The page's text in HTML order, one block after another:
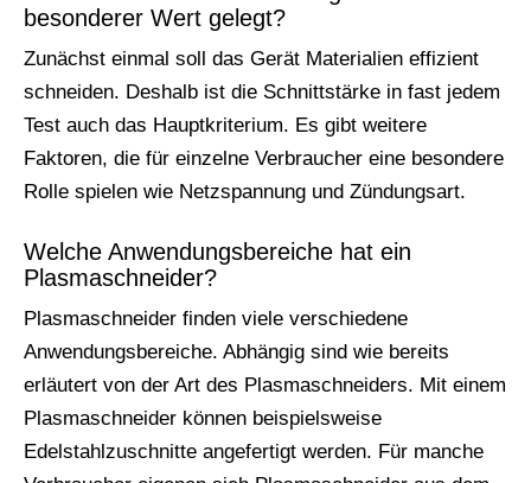
besonderer Wert gelegt?
Zunächst einmal soll das Gerät Materialien effizient
schneiden. Deshalb ist die Schnittstärke in fast jedem
Test auch das Hauptkriterium. Es gibt weitere
Faktoren, die für einzelne Verbraucher eine besondere
Rolle spielen wie Netzspannung und Zündungsart.
Welche Anwendungsbereiche hat ein
Plasmaschneider?
Plasmaschneider finden viele verschiedene
Anwendungsbereiche. Abhängig sind wie bereits
erläutert von der Art des Plasmaschneiders. Mit einem
Plasmaschneider können beispielsweise
Edelstahlzuschnitte angefertigt werden. Für manche